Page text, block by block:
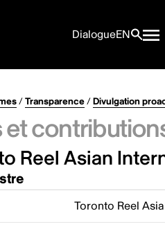
DialogueEN
/Transparence/Divulgation
et
Reel Asian
Toronto Reel